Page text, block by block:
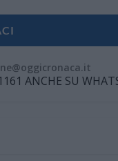
ANCHE SU